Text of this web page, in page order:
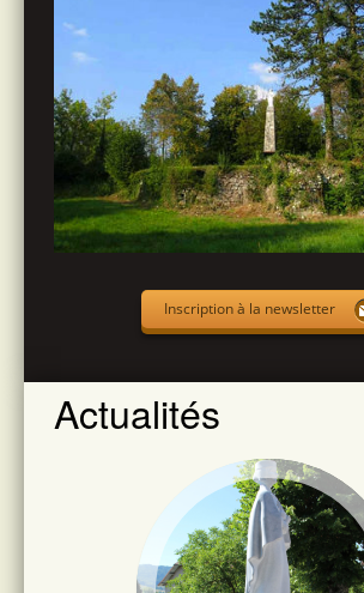
Inscription à la newsletter
Actualités